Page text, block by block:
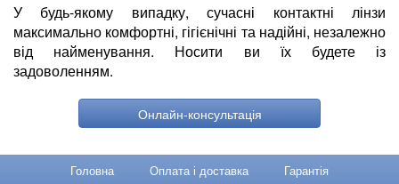
У будь-якому випадку, сучасні контактні лінзи
максимально комфортні, гігієнічні та надійні, незалежно
від найменування. Носити ви їх будете із
задоволенням.
Онлайн-консультація
Головна Оплата і доставка Гарантія